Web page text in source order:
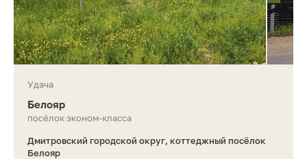
Удача
Белояр
посёлок эконом-класса
Дмитровский городской округ, коттеджный посёлок
Белояр